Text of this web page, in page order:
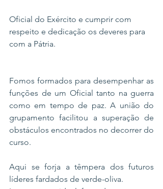
Oficial do Exército e cumprir com
respeito e dedicação os deveres para
com a Pátria.
Fomos formados para desempenhar as
funções de um Oficial tanto na guerra
como em tempo de paz. A união do
grupamento facilitou a superação de
obstáculos encontrados no decorrer do
curso.
Aqui se forja a têmpera dos futuros
líderes fardados de verde-oliva.